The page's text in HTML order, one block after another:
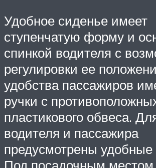
Удобное сиденье имеет
ступенчатую форму и
спинкой водителя с
регулировки ее
удобства пассажиров
ручки с
пластикового обвеса.
водителя и пассажира
предусмотрены
Под посадочным местом